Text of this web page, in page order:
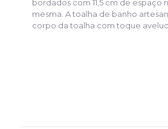
bordados com 11,5 cm de espaço
mesma. A toalha de banho
corpo da toalha com toque